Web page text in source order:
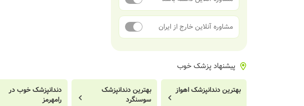
مشاوره آنلاین خارج از ایران
پیشنهاد پزشک خوب
بهترین دندانپزشک اهواز
بهترین دندانپزشک
سوسنگرد
دندانپزشک خوب در
رامهرمز